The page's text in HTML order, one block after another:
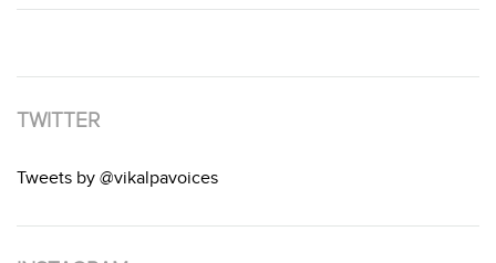
TWITTER
Tweets by @vikalpavoices